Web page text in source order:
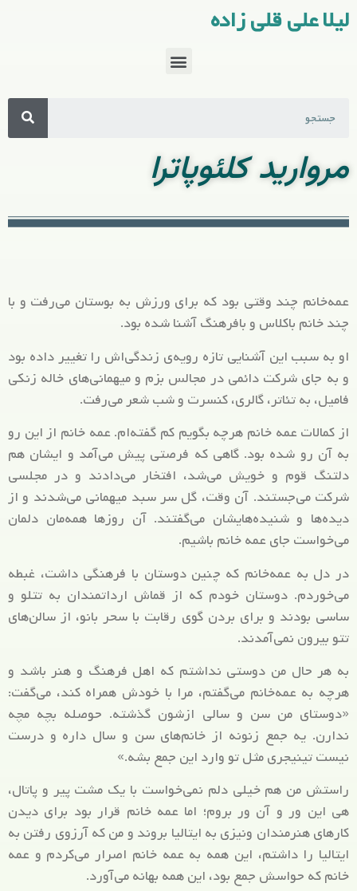
لیلا علی قلی زاده
مروارید کلئوپاترا
عمه‌خانم چند وقتی بود که برای ورزش به بوستان می‌رفت و با
چند خانم باکلاس و بافرهنگ آشنا شده بود.
او به سبب این آشنایی تازه رویه‌ی زندگی‌اش را تغییر داده بود
و به جای شرکت دائمی در مجالس بزم و میهمانی‌های خاله زنکی
فامیل، به تئاتر، گالری، کنسرت و شب شعر می‌رفت.
از کمالات عمه خانم هرچه بگویم کم گفته‌ام. عمه خانم از این رو
به آن رو شده بود. گاهی که فرصتی پیش می‌آمد و ایشان هم
دلتنگ قوم و خویش می‌شد، افتخار می‌دادند و در مجلسی
شرکت می‌جستند. آن وقت، گل سر سبد میهمانی می‌شدند و از
دیده‌ها و شنیده‌هایشان می‌گفتند. آن روزها همه‌مان دلمان
می‌خواست جای عمه خانم باشیم.
در دل به عمه‌خانم که چنین دوستان با فرهنگی داشت، غبطه
می‌خوردم. دوستان خودم که از قماش ارداتمندان به تتلو و
ساسی بودند و برای بردن گوی رقابت با سحر بانو، از سالن‌های
تتو بیرون نمی‌آمدند.
به هر حال من دوستی نداشتم که اهل فرهنگ و هنر باشد و
هرچه به عمه‌خانم می‌گفتم، مرا با خودش همراه کند، می‌گفت:
«دوستای من سن و سالی ازشون گذشته. حوصله بچه مچه
ندارن. یه جمع زنونه از خانم‌های سن و سال داره و درست
نیست تینیجری مثل تو وارد این جمع بشه.»
راستش من هم خیلی دلم نمی‌خواست با یک مشت پیر و پاتال،
هی این ور و آن ور بروم؛ اما عمه خانم قرار بود برای دیدن
کارهای هنرمندان ونیزی به ایتالیا بروند و من که آرزوی رفتن به
ایتالیا را داشتم، این همه به عمه خانم اصرار می‌کردم و عمه
خانم که حواسش جمع بود، این همه بهانه می‌آورد.